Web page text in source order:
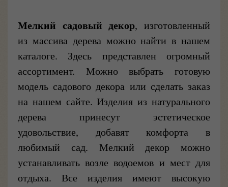
Мелкий садовый декор, изготовленный
из массива дерева можно найти в нашем
каталоге. Здесь представлен огромный
ассортимент. Можно выбрать готовую
модель садового декора или сделать заказ
на нашем сайте. Изделия из натурального
дерева принесут эстетическое
удовольствие, добавят комфорта в
любимый сад. Мелкий декор можно
устанавливать возле водоемов и мест для
отдыха. Все изделия имеют высокую